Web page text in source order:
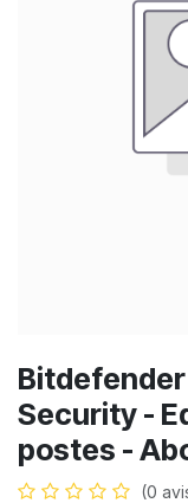
Security -
postes -
(0